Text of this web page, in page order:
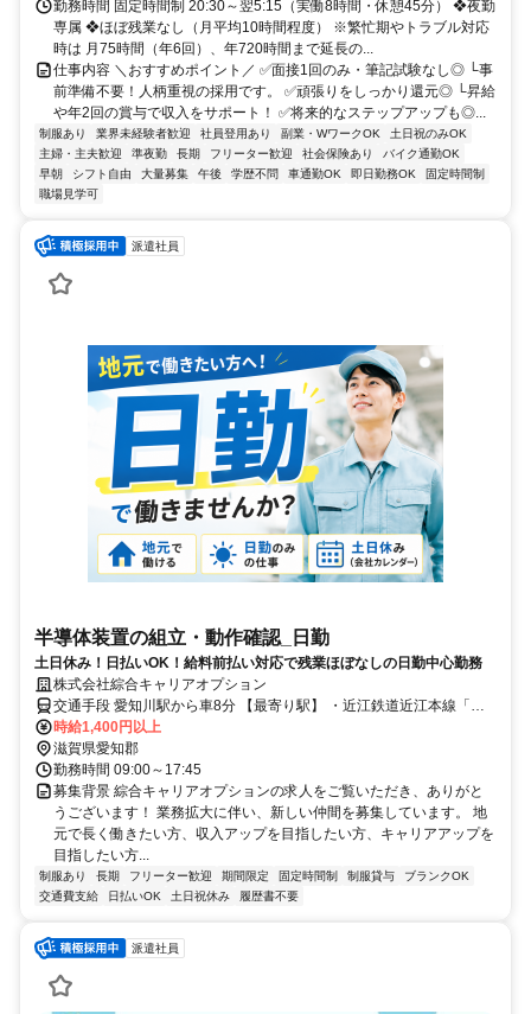
勤務時間 固定時間制 20:30～翌5:15（実働8時間・休憩45分） ❖夜勤
専属 ❖ほぼ残業なし（月平均10時間程度） ※繁忙期やトラブル対応
時は 月75時間（年6回）、年720時間まで延長の...
仕事内容 ＼おすすめポイント／ ✅面接1回のみ・筆記試験なし◎ └事
前準備不要！人柄重視の採用です。 ✅頑張りをしっかり還元◎ └昇給
や年2回の賞与で収入をサポート！ ✅将来的なステップアップも◎...
制服あり 業界未経験者歓迎 社員登用あり 副業・WワークOK
土日祝のみOK
主婦・主夫歓迎
準夜勤 長期 フリーター歓迎 社会保険あり
バイク通勤OK
早朝
シフト自由 大量募集 午後 学歴不問 車通勤OK 即日勤務OK
固定時間制
職場見学可
派遣社員
半導体装置の組立・動作確認_日勤
土日休み！日払いOK！給料前払い対応で残業ほぼなしの日勤中心勤務
株式会社綜合キャリアオプション
交通手段 愛知川駅から車8分 【最寄り駅】 ・近江鉄道近江本線「愛
知川駅」
時給1,400円以上
滋賀県愛知郡
勤務時間 09:00～17:45
募集背景 綜合キャリアオプションの求人をご覧いただき、ありがと
うございます！ 業務拡大に伴い、新しい仲間を募集しています。 地
元で長く働きたい方、収入アップを目指したい方、キャリアアップを
目指したい方...
制服あり 長期 フリーター歓迎 期間限定 固定時間制 制服貸与
ブランクOK
交通費支給
日払いOK 土日祝休み 履歴書不要
派遣社員